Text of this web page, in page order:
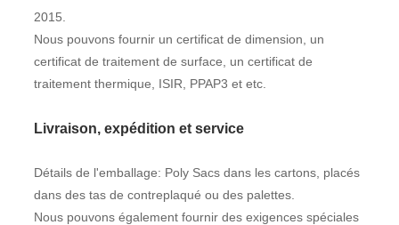
2015.
Nous pouvons fournir un certificat de dimension, un
certificat de traitement de surface, un certificat de
traitement thermique, ISIR, PPAP3 et etc.
Livraison, expédition et service
Détails de l'emballage: Poly Sacs dans les cartons, placés
dans des tas de contreplaqué ou des palettes.
Nous pouvons également fournir des exigences spéciales